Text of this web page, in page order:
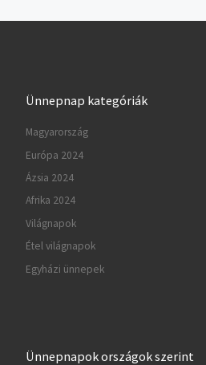
Ünnepnap kategóriák
Magyarország
Európa 2024
Ázsia 2024
Afrika 2024
Világnapok
Étel világnapok
Egyházi ünnepek
Ünnepnapok országok szerint